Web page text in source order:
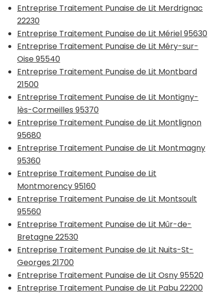
Entreprise Traitement Punaise de Lit Merdrignac
22230
Entreprise Traitement Punaise de Lit Mériel 95630
Entreprise Traitement Punaise de Lit Méry-sur-
Oise 95540
Entreprise Traitement Punaise de Lit Montbard
21500
Entreprise Traitement Punaise de Lit Montigny-
lès-Cormeilles 95370
Entreprise Traitement Punaise de Lit Montlignon
95680
Entreprise Traitement Punaise de Lit Montmagny
95360
Entreprise Traitement Punaise de Lit
Montmorency 95160
Entreprise Traitement Punaise de Lit Montsoult
95560
Entreprise Traitement Punaise de Lit Mûr-de-
Bretagne 22530
Entreprise Traitement Punaise de Lit Nuits-St-
Georges 21700
Entreprise Traitement Punaise de Lit Osny 95520
Entreprise Traitement Punaise de Lit Pabu 22200